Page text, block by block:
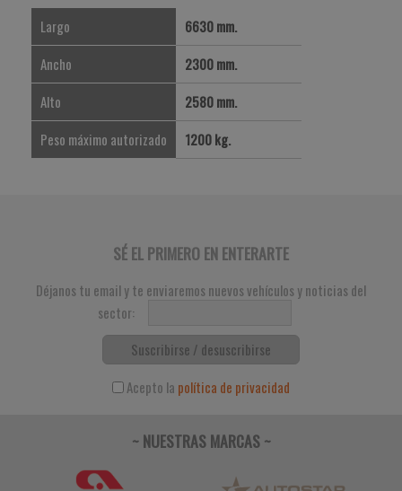
Largo
6630 mm.
Ancho
2300 mm.
Alto
2580 mm.
Peso máximo autorizado
1200 kg.
SÉ EL PRIMERO EN ENTERARTE
Déjanos tu email y te enviaremos nuevos vehículos y noticias del
sector:
Suscribirse / desuscribirse
Acepto la política de privacidad
~ NUESTRAS MARCAS ~